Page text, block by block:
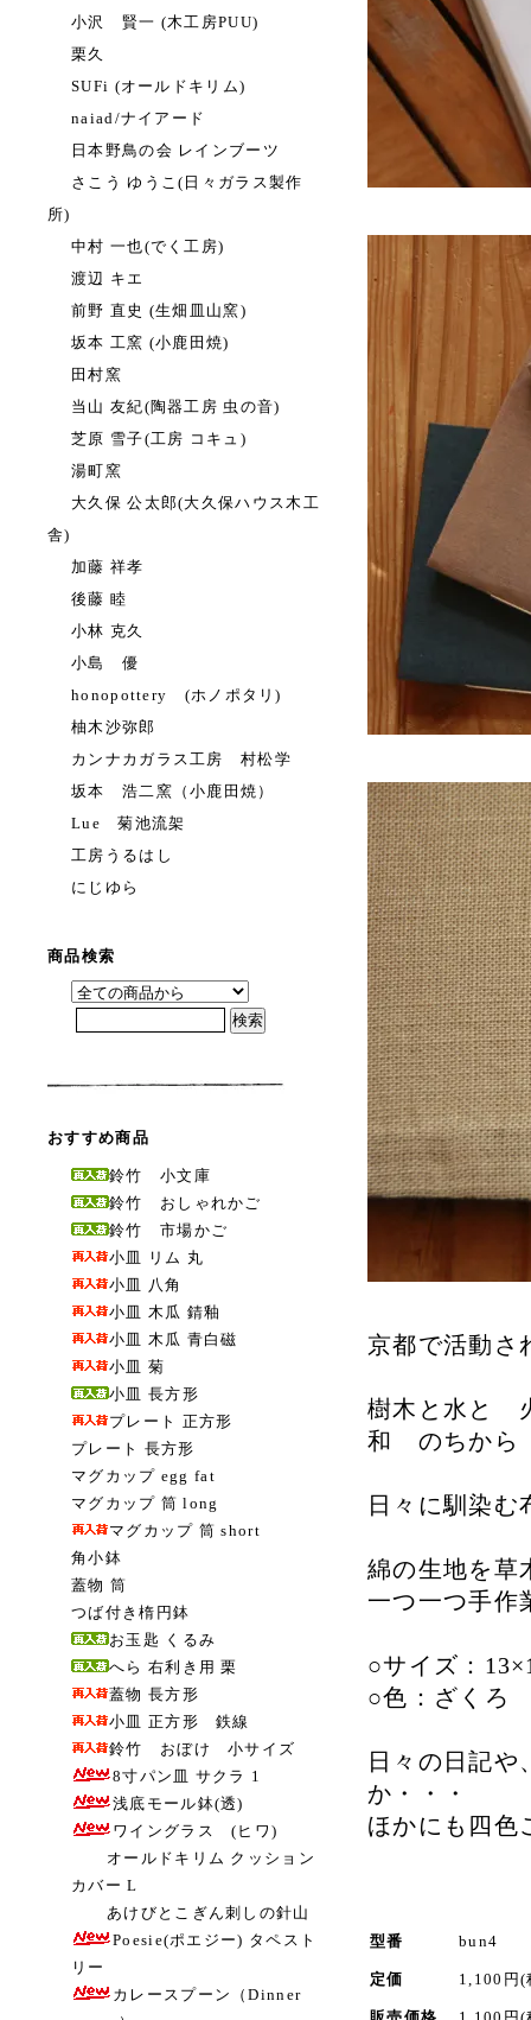
小沢 賢一 (木工房PUU)
栗久
SUFi (オールドキリム)
naiad/ナイアード
日本野鳥の会 レインブーツ
さこう ゆうこ(日々ガラス製作
所)
中村 一也(でく工房)
渡辺 キエ
前野 直史 (生畑皿山窯)
坂本 工窯 (小鹿田焼)
田村窯
当山 友紀(陶器工房 虫の音)
芝原 雪子(工房 コキュ)
湯町窯
大久保 公太郎(大久保ハウス木工
舎)
加藤 祥孝
後藤 睦
小林 克久
小島 優
honopottery (ホノポタリ)
柚木沙弥郎
カンナカガラス工房 村松学
坂本 浩二窯（小鹿田焼）
Lue 菊池流架
工房うるはし
にじゆら
商品検索
おすすめ商品
鈴竹 小文庫
鈴竹 おしゃれかご
鈴竹 市場かご
小皿 リム 丸
小皿 八角
小皿 木瓜 錆釉
小皿 木瓜 青白磁
小皿 菊
小皿 長方形
プレート 正方形
プレート 長方形
マグカップ egg fat
マグカップ 筒 long
マグカップ 筒 short
角小鉢
蓋物 筒
つば付き楕円鉢
お玉匙 くるみ
へら 右利き用 栗
蓋物 長方形
小皿 正方形 鉄線
鈴竹 おぼけ 小サイズ
8寸パン皿 サクラ 1
浅底モール鉢(透)
ワイングラス (ヒワ)
オールドキリム クッション
カバー L
あけびとこぎん刺しの針山
Poesie(ポエジー) タペスト
リー
カレースプーン（Dinner
京都で活動さ
樹木と水と
和 のちから
日々に馴染む
綿の生地を草
一つ一つ手作
○サイズ：
○色：ざくろ
日々の日記や
か・・・
ほかにも四色
型番 bun4
定価 1,100円(